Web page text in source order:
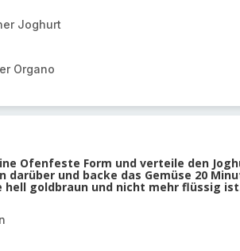
Joghurt
Organo
Ofenfeste Form und verteile den
darüber und backe das Gemüse 20
hell goldbraun und nicht mehr flüssig